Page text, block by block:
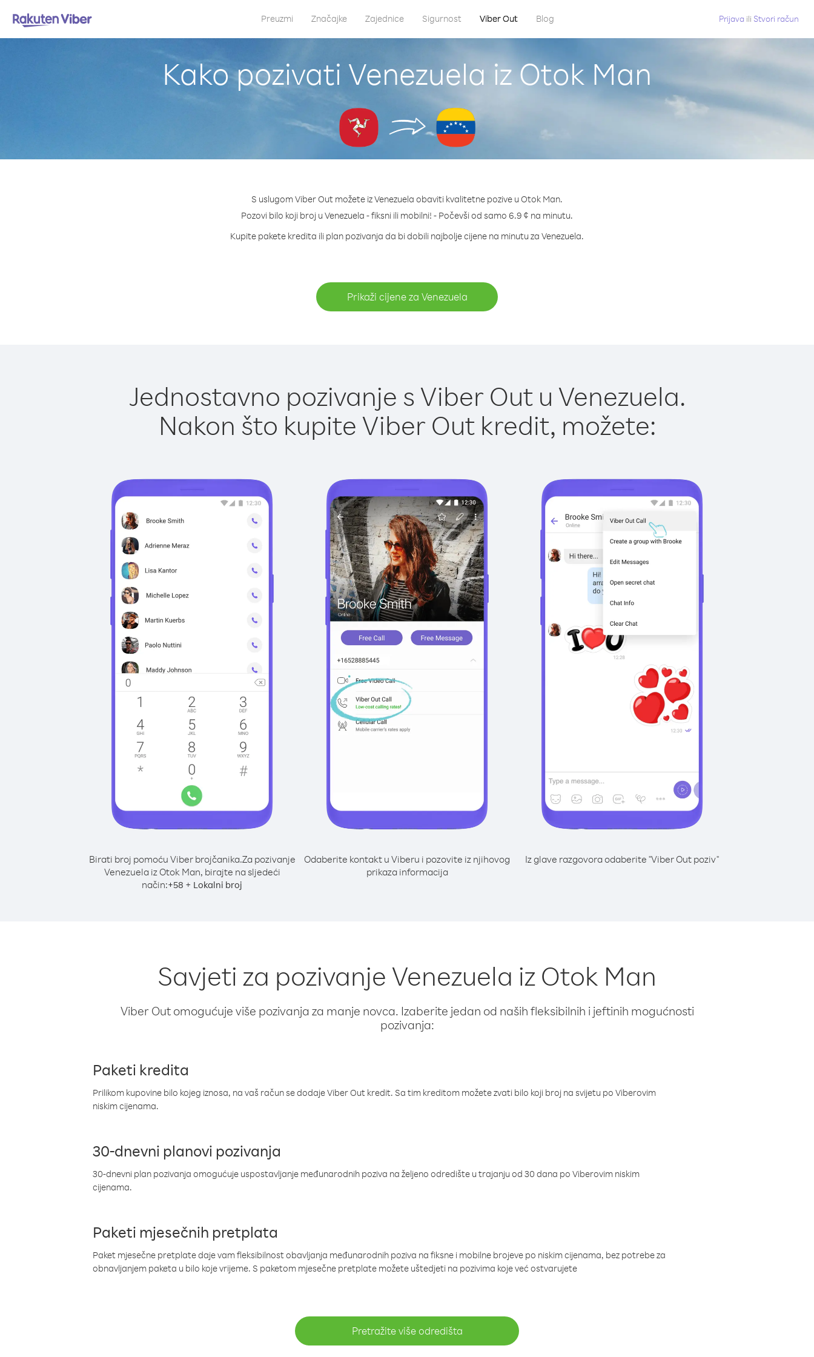
Preuzmi Značajke Zajednice Sigurnost Viber Out Blog Prijava ili Stvori račun
Kako pozivati Venezuela iz Otok Man
S uslugom Viber Out možete iz Venezuela obaviti kvalitetne pozive u Otok Man.
Pozovi bilo koji broj u Venezuela - fiksni ili mobilni! - Počevši od samo 6.9 ¢ na minutu.
Kupite pakete kredita ili plan pozivanja da bi dobili najbolje cijene na minutu za Venezuela.
Prikaži cijene za Venezuela
Jednostavno pozivanje s Viber Out u Venezuela.
Nakon što kupite Viber Out kredit, možete:
Birati broj pomoću Viber brojčanika.Za pozivanje
Venezuela iz Otok Man, birajte na sljedeći
način:+58 + Lokalni broj
Odaberite kontakt u Viberu i pozovite iz njihovog
prikaza informacija
Iz glave razgovora odaberite "Viber Out poziv"
Savjeti za pozivanje Venezuela iz Otok Man
Viber Out omogućuje više pozivanja za manje novca. Izaberite jedan od naših fleksibilnih i jeftinih mogućnosti
pozivanja:
Paketi kredita
Prilikom kupovine bilo kojeg iznosa, na vaš račun se dodaje Viber Out kredit. Sa tim kreditom možete zvati bilo koji broj na svijetu po Viberovim
niskim cijenama.
30-dnevni planovi pozivanja
30-dnevni plan pozivanja omogućuje uspostavljanje međunarodnih poziva na željeno odredište u trajanju od 30 dana po Viberovim niskim
cijenama.
Paketi mjesečnih pretplata
Paket mjesečne pretplate daje vam fleksibilnost obavljanja međunarodnih poziva na fiksne i mobilne brojeve po niskim cijenama, bez potrebe za
obnavljanjem paketa u bilo koje vrijeme. S paketom mjesečne pretplate možete uštedjeti na pozivima koje već ostvarujete
Pretražite više odredišta